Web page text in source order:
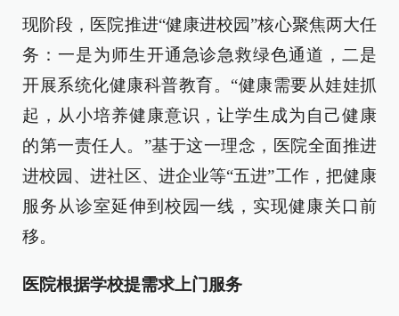
现阶段，医院推进“健康进校园”核心聚焦两大任
务：一是为师生开通急诊急救绿色通道，二是
开展系统化健康科普教育。“健康需要从娃娃抓
起，从小培养健康意识，让学生成为自己健康
的第一责任人。”基于这一理念，医院全面推进
进校园、进社区、进企业等“五进”工作，把健康
服务从诊室延伸到校园一线，实现健康关口前
移。
医院根据学校提需求上门服务